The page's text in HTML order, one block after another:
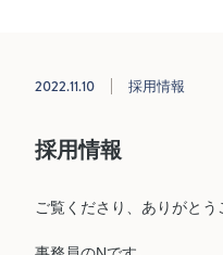
2022.11.10 採用情報
採用情報
ご覧くださり、ありがとう